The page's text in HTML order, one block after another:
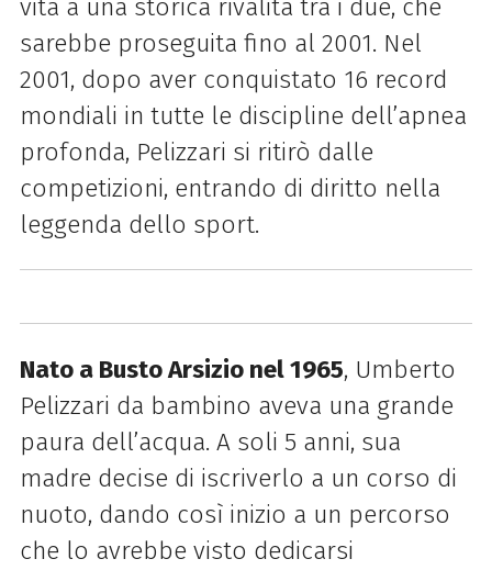
vita a una storica rivalità tra i due, che
sarebbe proseguita fino al 2001. Nel
2001, dopo aver conquistato 16 record
mondiali in tutte le discipline dell’apnea
profonda, Pelizzari si ritirò dalle
competizioni, entrando di diritto nella
leggenda dello sport.
Nato a Busto Arsizio nel 1965, Umberto
Pelizzari da bambino aveva una grande
paura dell’acqua. A soli 5 anni, sua
madre decise di iscriverlo a un corso di
nuoto, dando così inizio a un percorso
che lo avrebbe visto dedicarsi